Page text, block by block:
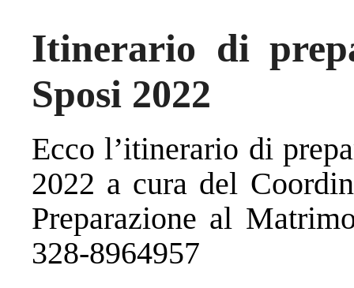
Itinerario di
Sposi 2022
Ecco l’itinerario di
2022 a cura del
Preparazione al
328-8964957